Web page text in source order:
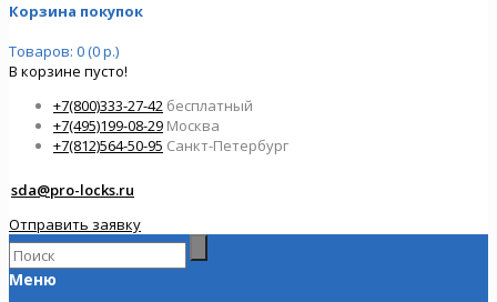
Корзина покупок
Товаров: 0 (0 р.)
В корзине пусто!
+7(800)333-27-42 бесплатный
+7(495)199-08-29 Москва
+7(812)564-50-95 Санкт-Петербург
sda@pro-locks.ru
Отправить заявку
Меню